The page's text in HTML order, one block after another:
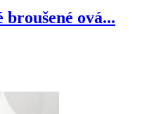
ová...